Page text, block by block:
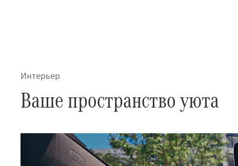
Интерьер
Ваше пространство уюта